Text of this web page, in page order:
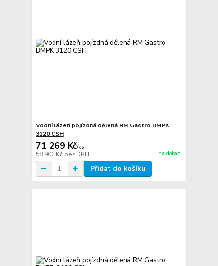
Vodní lázeň pojízdná dělená RM Gastro BMPK
3120 CSH
71 269 Kč/ks
58 900 Kč bez DPH na dotaz
Přidat do košíku